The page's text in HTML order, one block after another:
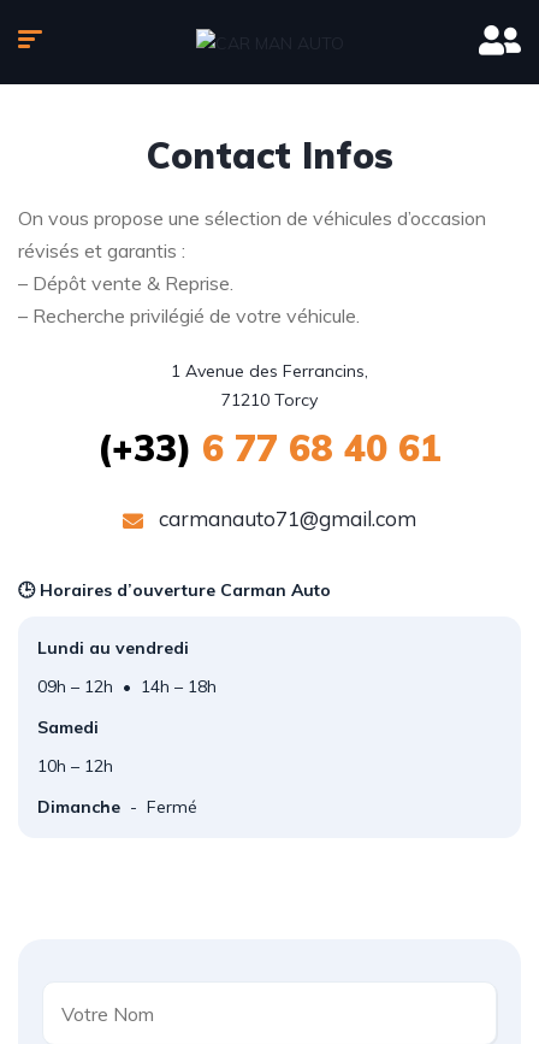
Contact Infos
On vous propose une sélection de véhicules d’occasion
révisés et garantis :
– Dépôt vente & Reprise.
– Recherche privilégié de votre véhicule.
1 Avenue des Ferrancins,
71210 Torcy
(+33) 6 77 68 40 61
carmanauto71@gmail.com
🕒 Horaires d’ouverture Carman Auto
Lundi au vendredi
09h – 12h • 14h – 18h
Samedi
10h – 12h
Dimanche - Fermé